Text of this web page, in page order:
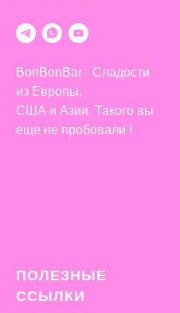
BonBonBar - Сладости
из Европы,
США и Азии. Такого вы
еще не пробовали !
ПОЛЕЗНЫЕ
ССЫЛКИ